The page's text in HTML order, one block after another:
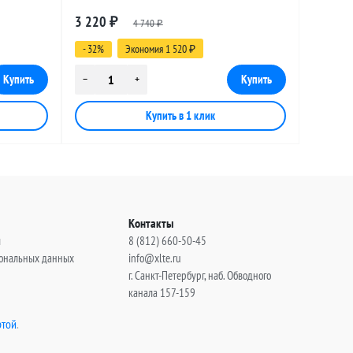
метров
3 220 ₽ 4 740₽
- 32% Экономия 1 520 ₽
данных
Контакты
8 (812) 660-50-45
info@xlte.ru
г. Санкт-Петербург, наб. Обводного
канала 157-159
.